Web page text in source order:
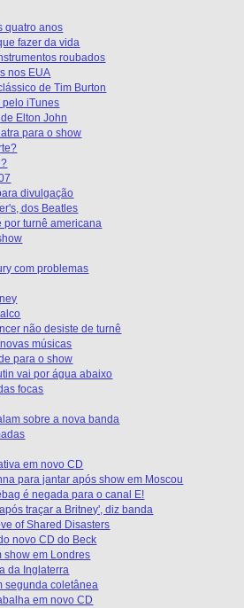
quatro anos
fazer da vida
roubados
nos EUA
de Tim Burton
pelo iTunes
Elton John
para o show
divulgação
dos Beatles
por turnê americana
com problemas
não desiste de turnê
músicas
para o show
vai por água abaixo
focas
sobre a nova banda
em novo CD
para jantar após show em Moscou
é negada para o canal E!
traçar a Britney', diz banda
of Shared Disasters
novo CD do Beck
show em Londres
da Inglaterra
segunda coletânea
em novo CD